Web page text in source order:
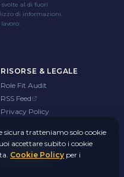
al di fuori
di informazioni
RISORSE & LEGALE
Role Fit Audit
RSS Feed
Privacy Policy
Cookie Policy
Gestisci cookie
sicura tratteniamo solo cookie
accettare subito i cookie
Cookie Policy per i